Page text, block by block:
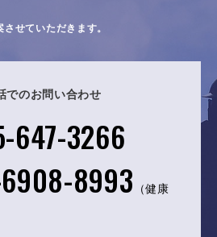
せていただきます。
でのお問い合わせ
647-3266
8993 （健康